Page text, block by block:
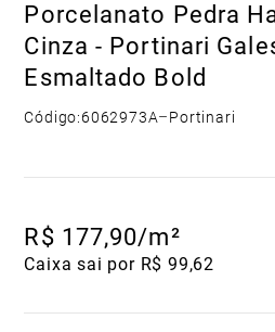
Porcelanato Pedra
Cinza - Portinari
Esmaltado Bold
Código:6062973A–Portinari
R$ 177,90/m²
Caixa sai por R$ 99,62
8
toalheiro
9º
torneira parede